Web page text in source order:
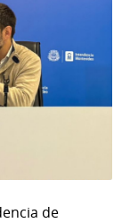
de